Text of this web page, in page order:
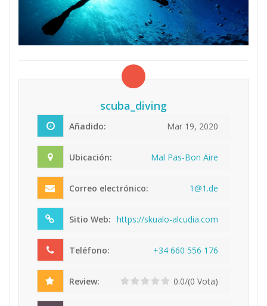
scuba_diving
Añadido: Mar 19, 2020
Ubicación: Mal Pas-Bon Aire
Correo electrónico: 1@1 .de
Sitio Web: https://skualo-alcudia.com
Teléfono: +34 660 556 176
Review: 0.0/(0 Vota)